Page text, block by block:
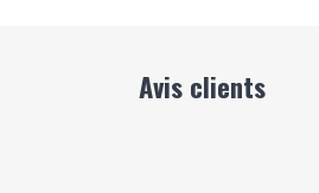
Avis clients